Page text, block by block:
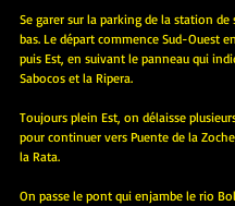
Se garer sur la parking de la station
bas. Le départ commence Sud-Ouest
puis Est, en suivant le panneau qui
Sabocos et la Ripera.
Toujours plein Est, on délaisse
pour continuer vers Puente de la
la Rata.
On passe le pont qui enjambe le rio